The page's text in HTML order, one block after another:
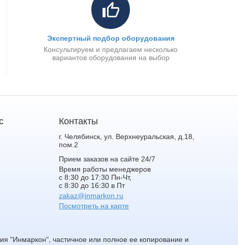
Экспертный подбор оборудования
Консультируем и предлагаем несколько
вариантов оборудования на выбор
Контакты
г. Челябинск, ул. Верхнеуральская, д.18,
пом.2
Прием заказов на сайте 24/7
Время работы менеджеров
с 8:30 до 17:30 Пн-Чт,
с 8:30 до 16:30 в Пт
zakaz@inmarkon.ru
Посмотреть на карте
частичное или полное ее копирование и